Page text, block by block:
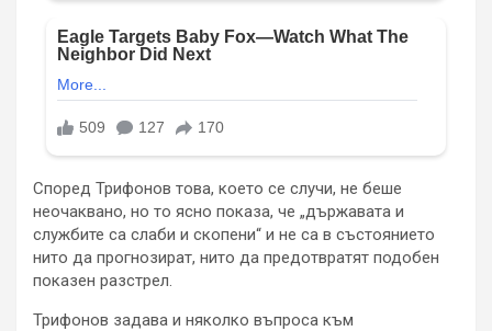
Според Трифонов това, което се случи, не беше
неочаквано, но то ясно показа, че „държавата и
службите са слаби и скопени“ и не са в състоянието
нито да прогнозират, нито да предотвратят подобен
показен разстрел.
Трифонов задава и няколко въпроса към